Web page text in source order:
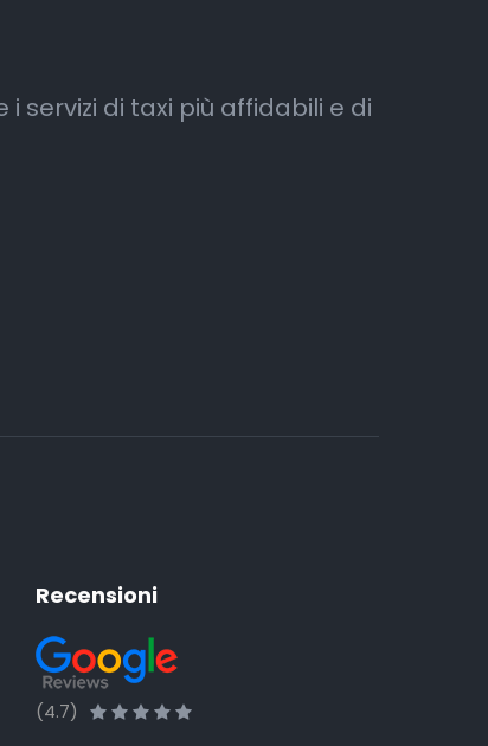
servizi di taxi più affidabili e di
Recensioni
(4.7)